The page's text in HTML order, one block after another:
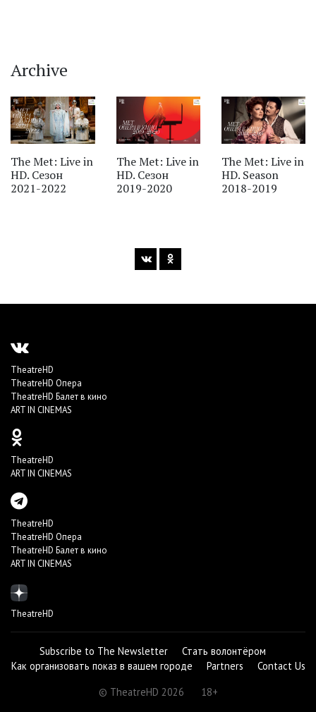
Archive
The Met: Live in
HD. Сезон
2021-2022
The Met: Live in
HD. Сезон
2019-2020
The Met: Live in
HD. Season
2018-2019
TheatreHD
TheatreHD Опера
TheatreHD Балет в кино
ART IN CINEMAS
TheatreHD
ART IN CINEMAS
TheatreHD
TheatreHD Опера
TheatreHD Балет в кино
ART IN CINEMAS
TheatreHD
Subscribe to The Newsletter
Стать волонтёром
Как организовать показ в вашем городе
Partners
Contact Us
© TheatreHD 2026
18+